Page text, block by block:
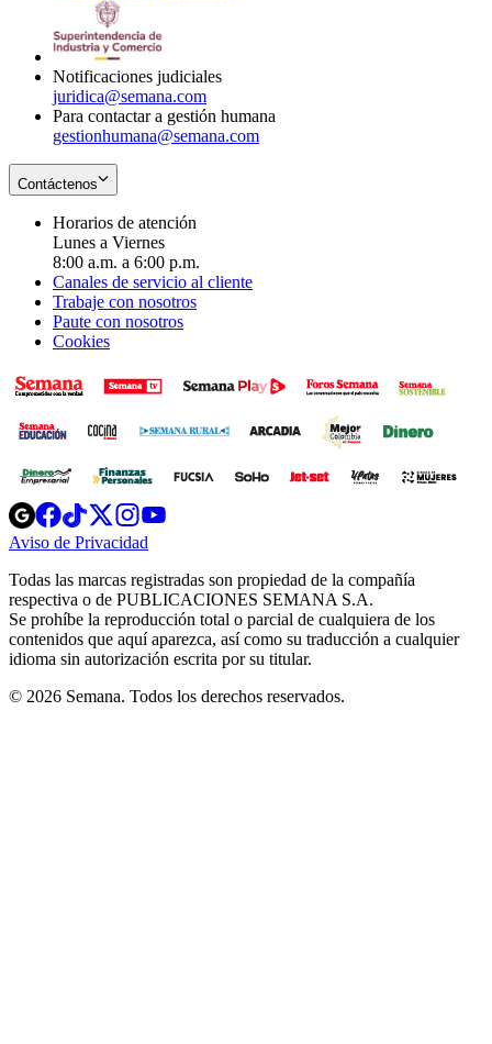
Notificaciones judiciales
juridica@semana.com
Para contactar a gestión humana
gestionhumana@semana.com
Contáctenos
Horarios de atención
Lunes a Viernes
8:00 a.m. a 6:00 p.m.
Canales de servicio al cliente
Trabaje con nosotros
Paute con nosotros
Cookies
Opens
in
new
Opens
in
new
Opens
in
new
window
Opens
new
windowwindow
Aviso de Privacidad
new
window
Todas las marcas registradas son propiedad de la compañía
respectiva o de PUBLICACIONES SEMANA S.A.
Se prohíbe la reproducción total o parcial de cualquiera de los
contenidos que aquí aparezca, así como su traducción a cualquier
idioma sin autorización escrita por su titular.
© 2026 Semana. Todos los derechos reservados.